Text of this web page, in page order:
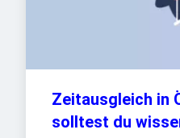
Zeitausgleich in
solltest du